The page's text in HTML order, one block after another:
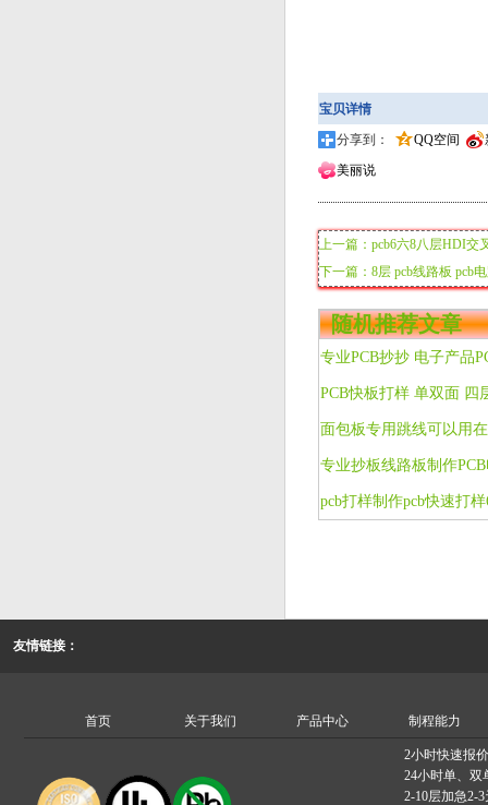
宝贝详情
分享到：
QQ空间
美丽说
上一篇：pcb6六8八层HDI交
下一篇：8层 pcb线路板 pcb
随机推荐文章
PCB快板打样 单双面 四
面包板专用跳线可以用
友情链接：
首页 关于我们 产品中心 制程能力
2小时快速报价
24小时单、双
2-10层加急2-3